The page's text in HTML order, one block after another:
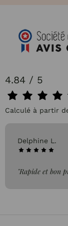
4.84 / 5
Calculé à partir
Delphine L.
"Rapide et bon